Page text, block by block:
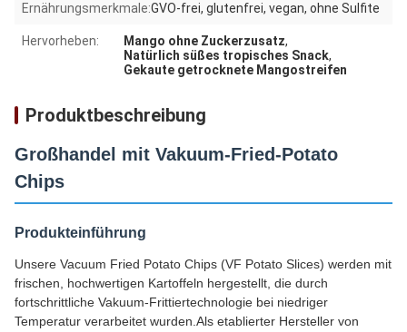
Ernährungsmerkmale:GVO-frei, glutenfrei, vegan, ohne Sulfite
Hervorheben: Mango ohne Zuckerzusatz,
Natürlich süßes tropisches Snack,
Gekaute getrocknete Mangostreifen
Produktbeschreibung
Großhandel mit Vakuum-Fried-Potato
Chips
Produkteinführung
Unsere Vacuum Fried Potato Chips (VF Potato Slices) werden mit
frischen, hochwertigen Kartoffeln hergestellt, die durch
fortschrittliche Vakuum-Frittiertechnologie bei niedriger
Temperatur verarbeitet wurden.Als etablierter Hersteller von